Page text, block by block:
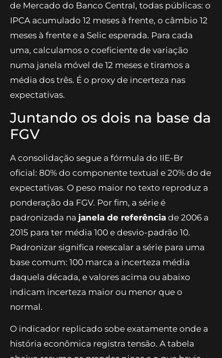
de Mercado do Banco Central, todas públicas: o
IPCA acumulado 12 meses à frente, o câmbio 12
meses à frente e a Selic esperada. Para cada
uma, calculamos o coeficiente de variação
numa janela móvel de 12 meses e tiramos a
média dos três. É o proxy de incerteza nas
expectativas.
Juntando os dois na base da
FGV
A consolidação segue a fórmula do IIE-Br
oficial: 80% do componente textual e 20% do de
expectativas. O peso maior no texto reproduz a
ponderação da FGV. Por fim, a série é
padronizada na janela de referência de 2006 a
2015 para ter média 100 e desvio-padrão 10.
Padronizar significa reescalar a série para uma
base comum: 100 marca a incerteza média
daquela década, e valores acima ou abaixo
indicam incerteza maior ou menor que o
normal.
O indicador replicado sobe exatamente onde a
história econômica registra tensão. A tabela